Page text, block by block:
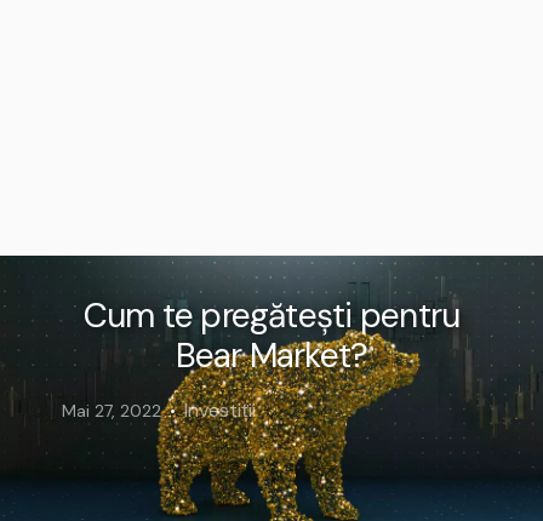
Cum te pregătești pentru
Bear Market?
Mai 27, 2022 Investiții